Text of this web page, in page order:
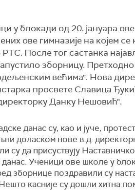
у блокади од 20. јануара
ове гимназије на којем се
После тог састанка
зборницу. Претходно
већима". Нова
просвете Славица
директорку Данку Нешовић".
данас су, као и јуче,
доласком нове в.д.
су да присуствују
Ученици ове школе у
зборнице поздравили су
касније су дошли хитна